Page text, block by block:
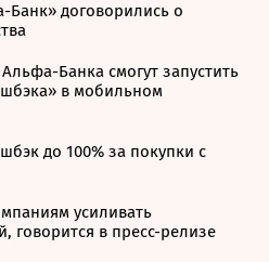
Банк» договорились о
Банка смогут запустить
в мобильном
до 100% за покупки с
усиливать
говорится в пресс-релизе